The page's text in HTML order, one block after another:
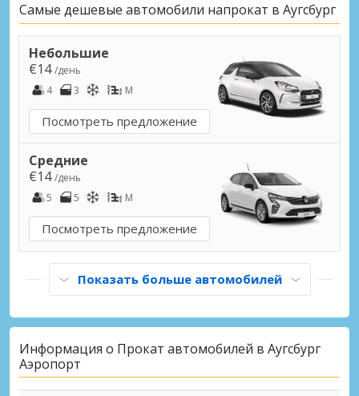
Самые дешевые автомобили напрокат в Аугсбург
Небольшие
€14/день
4
3 M
Посмотреть предложение
Средние
€14/день
5
5 M
Посмотреть предложение
Показать больше автомобилей
Информация о Прокат автомобилей в Аугсбург
Аэропорт